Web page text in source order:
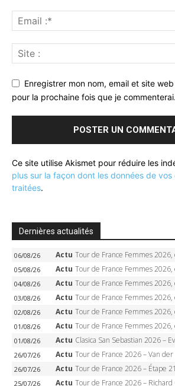
Enregistrer mon nom, email et site
pour la prochaine fois que je commenterai.
Ce site utilise Akismet pour réduire les
plus sur la façon dont les données de
traitées.
Dernières actualités
06/08/26 Actu Tour de France Femmes 2026, étape 6 – Kim Le Court-Pienaar gagne à
05/08/26 Actu Tour de France Femmes 2026, étape 5 – Demi Vollering gagne à Belleville, Reusser en
04/08/26 Actu Tour de France Femmes 2026, étape 4 – Marlen Reusser écrase le chrono,
03/08/26 Actu Tour de France Femmes 2026, étape 3 – Sigrid Haugset en solitaire, 88 km
02/08/26 Actu Tour de France Femmes 2026, étape 2 – Lorena Wiebes doublé à Genève,
01/08/26 Actu Tour de France Femmes 2026, étape 1 – Lorena Wiebes intouchable à Lausanne,
01/08/26 Actu Clasica San Sebastian 2026 – Evenepoel recordman, 4e victoire,
26/07/26 Actu Tour de France 2026 – Van der Poel monumental à Paris, Pogacar égale le
26/07/26 Actu Tour de France 2026 – Étape 21 : Van der Poel, Pogacar, qui succédera à Wout van Aert
25/07/26 Actu Tour de France 2026 – Richard Carapaz roi des Alpes, doublé et maillot à pois,